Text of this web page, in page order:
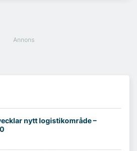
nytt logistikområde –